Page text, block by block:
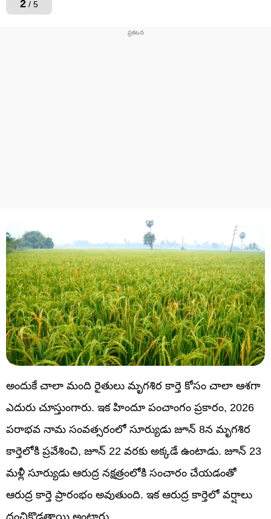
2 / 5
అందుకే చాలా మంది రైతులు మృగశిర కార్తె కోసం చాలా ఆశగా
ఎదురు చూస్తుంగారు. ఇక హిందూ పంచాంగం ప్రకారం, 2026
పరాభవ నామ సంవత్సరంలో సూర్యుడు జూన్ 8న మృగశిర
కార్తెలోకి ప్రవేశించి, జూన్ 22 వరకు అక్కడే ఉంటాడు. జూన్ 23
మళ్లీ సూర్యుడు ఆరుద్ర నక్షత్రంలోకి సంచారం చేయడంతో
ఆరుద్ర కార్తె ప్రారంభం అవుతుంది. ఇక ఆరుద్ర కార్తెలో వర్షాలు